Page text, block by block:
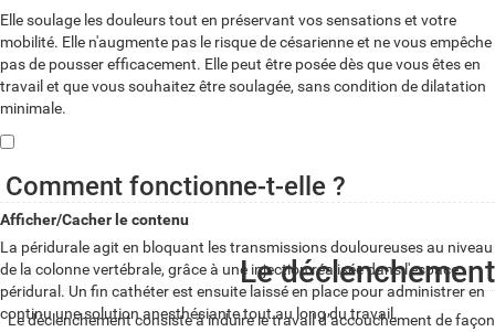
Elle soulage les douleurs tout en préservant vos sensations et votre
mobilité. Elle n'augmente pas le risque de césarienne et ne vous empêche
pas de pousser efficacement. Elle peut être posée dès que vous êtes en
travail et que vous souhaitez être soulagée, sans condition de dilatation
minimale.
Comment fonctionne-t-elle ?
Afficher/Cacher le contenu
La péridurale agit en bloquant les transmissions douloureuses au niveau
de la colonne vertébrale, grâce à une injection réalisée dans l'espace
péridural. Un fin cathéter est ensuite laissé en place pour administrer en
continu une solution anesthésiante tout au long du travail.
Le déclenchement
Le déclenchement consiste à induire le travail d’accouchement de façon